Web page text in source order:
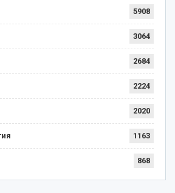
5908
3064
2684
2224
2020
1163
868